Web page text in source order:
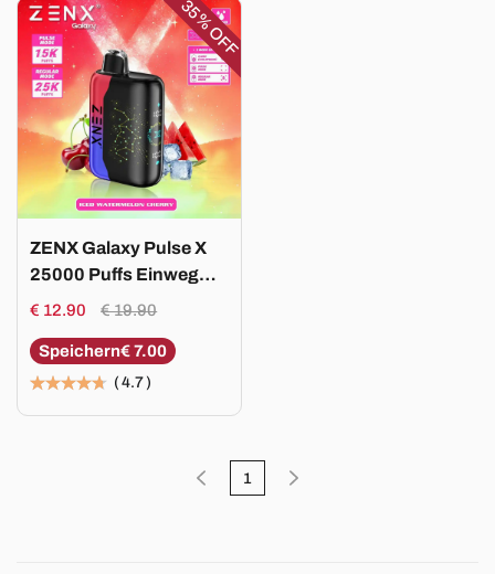
35%
OFF
ZENX Galaxy Pulse X
25000 Puffs Einweg
Vape – 28ML(Nic 5 %)
€ 12.90 € 19.90
Speichern€ 7.00
( 4.7 )
1